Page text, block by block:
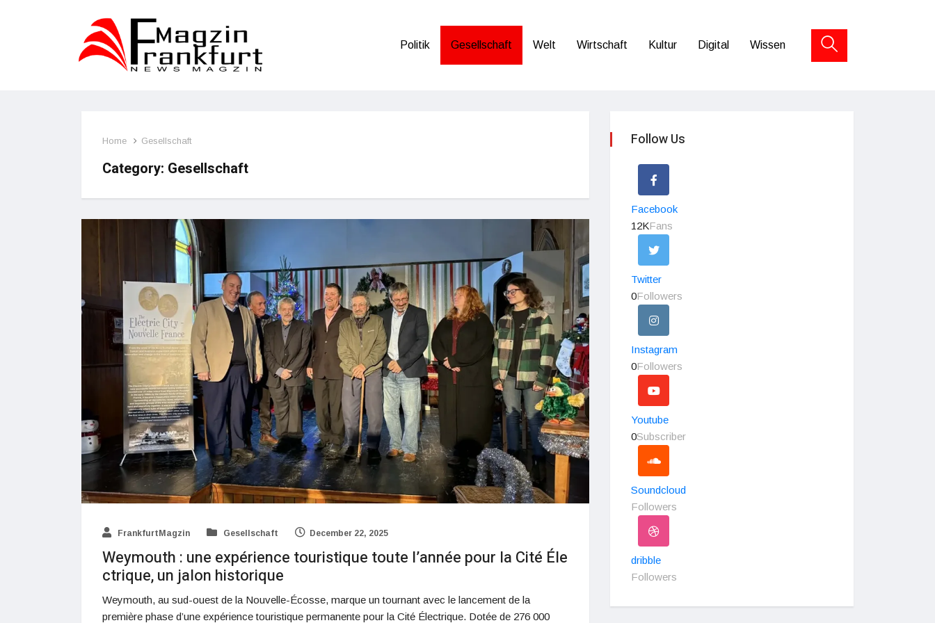
Politik Gesellschaft Welt Wirtschaft Kultur Digital Wissen
Home Gesellschaft
Category: Gesellschaft
FrankfurtMagzin Gesellschaft December 22, 2025
Weymouth : une expérience touristique toute l’année pour la Cité Éle
ctrique, un jalon historique
Weymouth, au sud-ouest de la Nouvelle-Écosse, marque un tournant avec le lancement de la
première phase d’une expérience touristique permanente pour la Cité Électrique. Dotée de 276 000
Follow Us
Facebook
12KFans
Twitter
0Followers
Instagram
0Followers
Youtube
0Subscriber
Soundcloud
Followers
dribble
Followers